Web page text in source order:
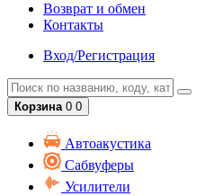
Возврат и обмен
Контакты
Вход/Регистрация
Корзина 0 0
Автоакустика
Сабвуферы
Усилители